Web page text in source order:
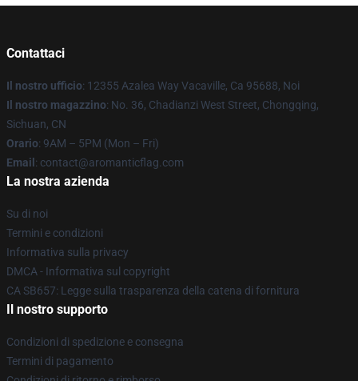
Contattaci
Il nostro ufficio: 12355 Azalea Way Vacaville, Ca 95688, Noi
Il nostro magazzino: No. 36, Chadianzi West Street, Chongqing,
Sichuan, CN
Orario: 9AM – 5PM (Mon – Fri)
Email : contact@aromanticflag.com
La nostra azienda
Su di noi
Termini e condizioni
Informativa sulla privacy
DMCA - Informativa sul copyright
CA SB657: Legge sulla trasparenza della catena di fornitura
Il nostro supporto
Condizioni di spedizione e consegna
Termini di pagamento